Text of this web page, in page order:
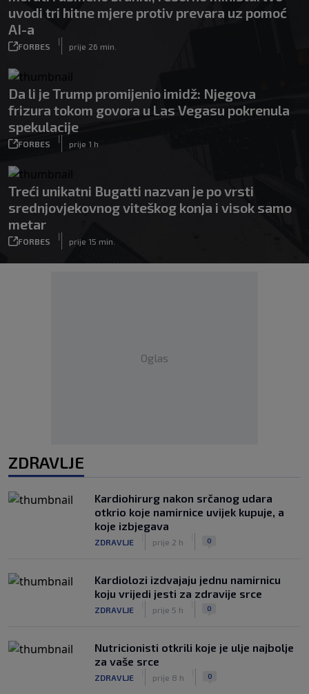
uvodi tri hitne mjere protiv prevara uz pomoć
AI-a
FORBES
|
prije 26 min.
Da li je Trump promijenio imidž: Njegova
frizura tokom govora u Las Vegasu pokrenula
spekulacije
FORBES
|
prije 1 h
Treći unikatni Bugatti nazvan je po vrsti
srednjovjekovnog viteškog konja i visok samo
metar
FORBES
|
prije 15 min.
Oglas
ZDRAVLJE
Kardiohirurg nakon srčanog udara
otkrio koje namirnice uvijek kupuje, a
koje izbjegava
ZDRAVLJE prije 2 h 0
Kardiolozi izdvajaju jednu namirnicu
koju vrijedi jesti za zdravije srce
ZDRAVLJE prije 5 h 0
Nutricionisti otkrili koje je ulje najbolje
za vaše srce
ZDRAVLJE prije 8 h 0